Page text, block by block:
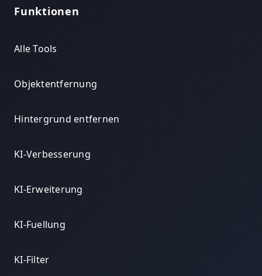
Funktionen
Alle Tools
Objektentfernung
Hintergrund entfernen
KI-Verbesserung
KI-Erweiterung
KI-Fuellung
KI-Filter